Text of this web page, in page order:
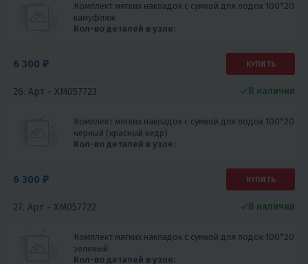
Комплект мягких накладок с сумкой для лодок 100*20
камуфляж
Кол-во деталей в узле:
6 300 ₽ КУПИТЬ
26. Арт - XM057723
Комплект мягких накладок с сумкой для лодок 100*20
черный (красный кедр)
Кол-во деталей в узле:
В наличии
6 300 ₽ КУПИТЬ
27. Арт - XM057722
Комплект мягких накладок с сумкой для лодок 100*20
зеленый
Кол-во деталей в узле:
В наличии